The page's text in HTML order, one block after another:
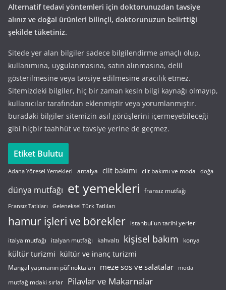
Alternatif tedavi yöntemleri için doktorunuzdan tavsiye
alınız ve doğal ürünleri bilinçli, doktorunuzun belirttiği
şekilde tüketiniz.
Sitede yer alan bilgiler sadece bilgilendirme amaçlı olup,
kullanımına, uygulanmasına, satın alınmasına, delil
gösterilmesine veya tavsiye edilmesine aracılık etmez.
Sitemizdeki bilgiler, hiç bir zaman kesin bilgi kaynağı olmayıp,
kullanıcılar tarafından eklenmiştir veya yorumlanmıştır.
buradaki bilgiler sitemizin asıl görüşlerini içermeyebileceği
gibi hiçbir taahhüt ve tavsiye yerine de geçmez.
Etiket Bulutu
Adana Yöresel Yemekleri antalya cilt bakımı cilt bakımı ve moda doğa
dünya mutfağı et yemekleri fransız mutfağı
Fransız Tatlıları Geleneksel Türk Tatlıları
hamur işleri ve börekler istanbul'un tarihi yerleri
italya mutfağı italyan mutfağı kahvaltı kişisel bakım konya
kültür turizmi kültür ve inanç turizmi
Mangal yapmanın püf noktaları meze sos ve salatalar moda
mutfağımdaki sırlar Pilavlar ve Makarnalar